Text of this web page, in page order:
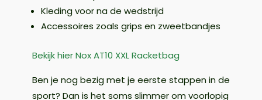
Kleding voor na de wedstrijd
Accessoires zoals grips en zweetbandjes
Bekijk hier Nox AT10 XXL Racketbag
Ben je nog bezig met je eerste stappen in de
sport? Dan is het soms slimmer om voorlopig